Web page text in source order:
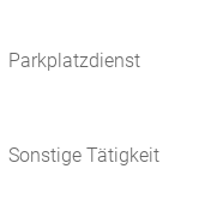
Parkplatzdienst
Sonstige Tätigkeit